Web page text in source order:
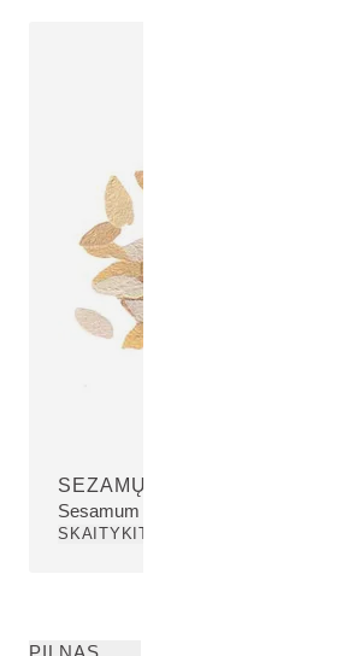
SEZAMŲ SĖKLŲ ALIEJUS
Sesamum Indicum (Sesame) Seed Oil
SKAITYKITE DAUGIAU
PILNAS